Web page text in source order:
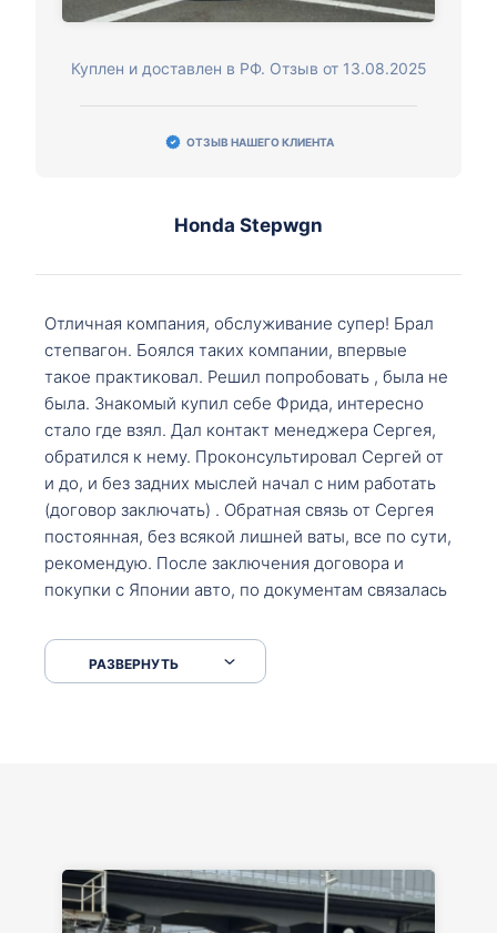
Куплен и доставлен в РФ. Отзыв от 13.08.2025
ОТЗЫВ НАШЕГО КЛИЕНТА
Honda Stepwgn
Отличная компания, обслуживание супер! Брал
степвагон. Боялся таких компании, впервые
такое практиковал. Решил попробовать , была не
была. Знакомый купил себе Фрида, интересно
стало где взял. Дал контакт менеджера Сергея,
обратился к нему. Проконсультировал Сергей от
и до, и без задних мыслей начал с ним работать
(договор заключать) . Обратная связь от Сергея
постоянная, без всякой лишней ваты, все по сути,
рекомендую. После заключения договора и
покупки с Японии авто, по документам связалась
что заполнить, куда зайти, образцы и т.д. После
приехал за авто. Меня тепло встретили Сергей с
РАЗВЕРНУТЬ